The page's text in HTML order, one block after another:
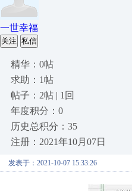
一世幸福
关注 私信
精华：0帖
求助：1帖
帖子：2帖 | 1回
年度积分：0
历史总积分：35
注册：2021年10月07日
发表于：2021-10-07 15:33:26